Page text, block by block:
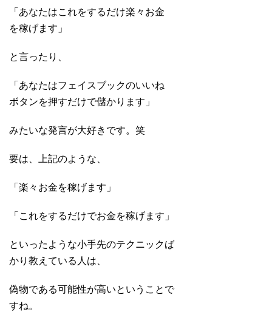
「あなたはこれをするだけ楽々お金
を稼げます」
と言ったり、
「あなたはフェイスブックのいいね
ボタンを押すだけで儲かります」
みたいな発言が大好きです。笑
要は、上記のような、
「楽々お金を稼げます」
「これをするだけでお金を稼げます」
といったような小手先のテクニックば
かり教えている人は、
偽物である可能性が高いということで
すね。